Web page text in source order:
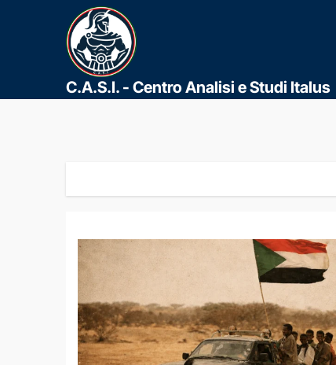
C.A.S.I. - Centro Analisi e Studi Italus